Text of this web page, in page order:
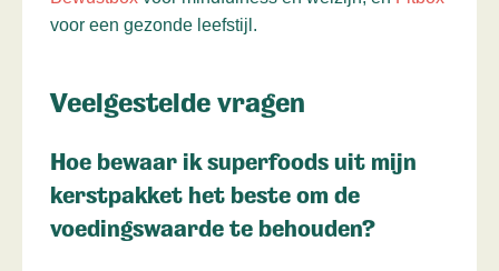
voor een gezonde leefstijl.
Veelgestelde vragen
Hoe bewaar ik superfoods uit mijn
kerstpakket het beste om de
voedingswaarde te behouden?